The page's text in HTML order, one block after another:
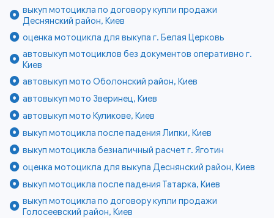
выкуп мотоцикла по договору купли продажи
Деснянский район, Киев
оценка мотоцикла для выкупа г. Белая Церковь
автовыкуп мотоциклов без документов оперативно г.
Киев
автовыкуп мото Оболонский район, Киев
автовыкуп мото Зверинец, Киев
автовыкуп мото Куликове, Киев
выкуп мотоцикла после падения Липки, Киев
выкуп мотоцикла безналичный расчет г. Яготин
оценка мотоцикла для выкупа Деснянский район, Киев
выкуп мотоцикла после падения Татарка, Киев
выкуп мотоцикла по договору купли продажи
Голосеевский район, Киев